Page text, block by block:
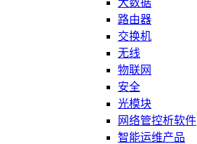
路由器
交换机
无线
物联网
安全
光模块
网络管控析软件
智能运维产品